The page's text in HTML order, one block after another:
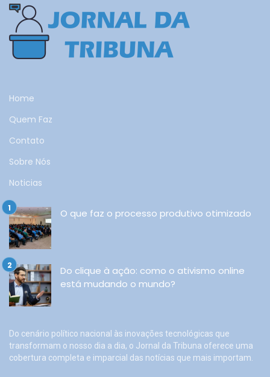
Home
Quem Faz
Contato
Sobre Nós
Noticias
O que faz o processo produtivo otimizado
Do clique à ação: como o ativismo online
está mudando o mundo?
Do cenário político nacional às inovações tecnológicas que
transformam o nosso dia a dia, o Jornal da Tribuna oferece uma
cobertura completa e imparcial das notícias que mais importam.